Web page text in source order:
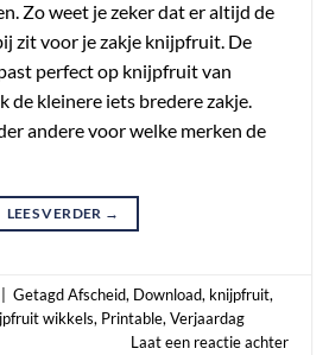
Zo weet je zeker dat er altijd de
zit voor je zakje knijpfruit. De
perfect op knijpfruit van
de kleinere iets bredere zakje.
andere voor welke merken de
LEES VERDER →
GetagdAfscheid, Download, knijpfruit,
wikkels, Printable,Verjaardag
Laat een reactie achter